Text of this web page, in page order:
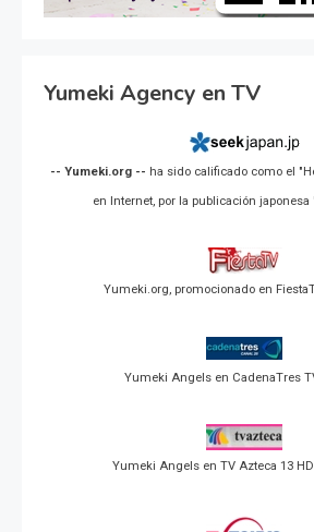
Yumeki Agency en TV
-- Yumeki.org -- ha sido calificado como el
en Internet, por la publicación japonesa
Yumeki.org, promocionado en
Yumeki Angels en CadenaTres
Yumeki Angels en TV Azteca 13